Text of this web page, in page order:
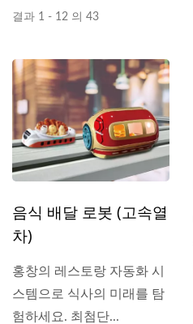
결과 1 - 12 의 43
음식 배달 로봇 (고속열
차)
홍창의 레스토랑 자동화 시
스템으로 식사의 미래를 탐
험하세요. 최첨단...